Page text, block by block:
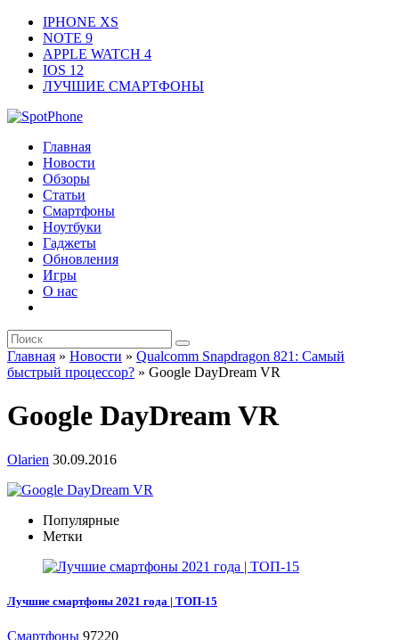
IPHONE XS
NOTE 9
APPLE WATCH 4
IOS 12
ЛУЧШИЕ СМАРТФОНЫ
Главная
Новости
Обзоры
Статьи
Смартфоны
Ноутбуки
Гаджеты
Обновления
Игры
О нас
Главная » Новости » Qualcomm Snapdragon 821: Самый
быстрый процессор? » Google DayDream VR
Google DayDream VR
Olarien 30.09.2016
Популярные
Метки
Лучшие смартфоны 2021 года | ТОП-15
Смартфоны 97220